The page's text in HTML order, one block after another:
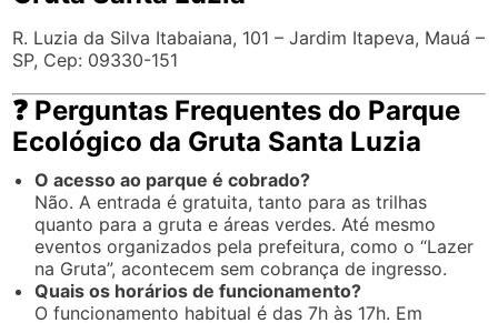
R. Luzia da Silva Itabaiana, 101 – Jardim Itapeva, Mauá –
SP, Cep: 09330-151
❓ Perguntas Frequentes do Parque
Ecológico da Gruta Santa Luzia
O acesso ao parque é cobrado?
Não. A entrada é gratuita, tanto para as trilhas
quanto para a gruta e áreas verdes. Até mesmo
eventos organizados pela prefeitura, como o “Lazer
na Gruta”, acontecem sem cobrança de ingresso.
Quais os horários de funcionamento?
O funcionamento habitual é das 7h às 17h. Em